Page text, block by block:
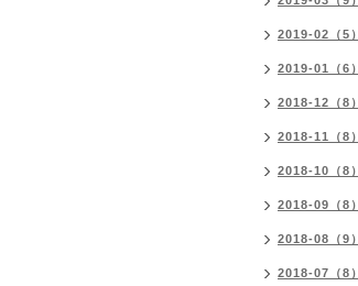
2019-02（5）
2019-01（6）
2018-12（8）
2018-11（8）
2018-10（8）
2018-09（8）
2018-08（9）
2018-07（8）